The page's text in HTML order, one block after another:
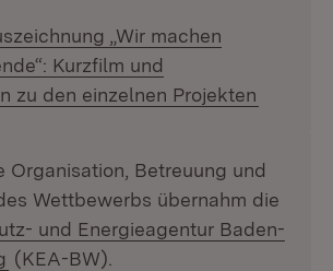
„Wir machen
Kurzfilm und
zu den einzelnen Projekten
Organisation, Betreuung und
Wettbewerbs übernahm die
und Energieagentur Baden-
(Öffnet in neuem Fenster)
(KEA-BW).